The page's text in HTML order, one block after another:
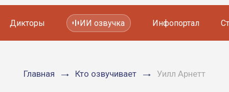
Мультфильмов
Дикторы ИИ озвучка Инфопортал
Главная Кто озвучивает Уилл Арнетт